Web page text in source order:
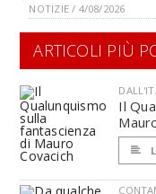
NOTIZIE / 4/08/2026
ARTICOLI PIÙ
Il